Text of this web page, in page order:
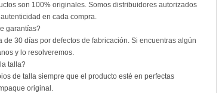
son 100% originales. Somos distribuidores autorizados
en cada compra.
garantías?
de 30 días por defectos de fabricación. Si encuentras algún
y lo resolveremos.
talla?
de talla siempre que el producto esté en perfectas
original.